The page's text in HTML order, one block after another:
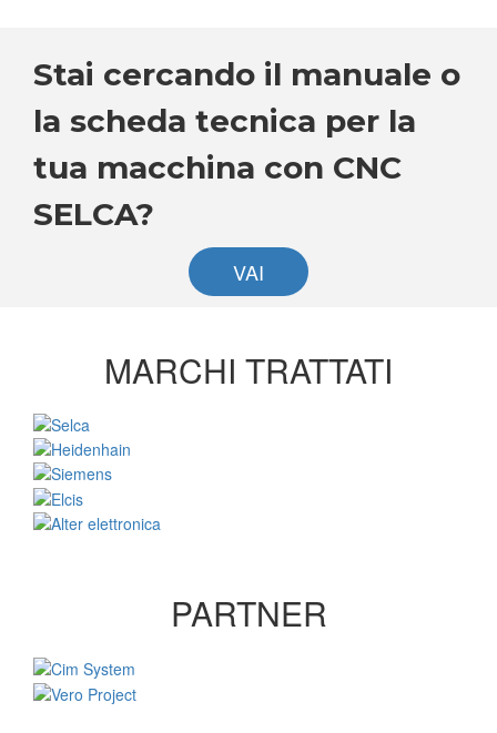
Stai cercando il manuale o
la scheda tecnica per la
tua macchina con CNC
SELCA?
VAI
MARCHI TRATTATI
PARTNER